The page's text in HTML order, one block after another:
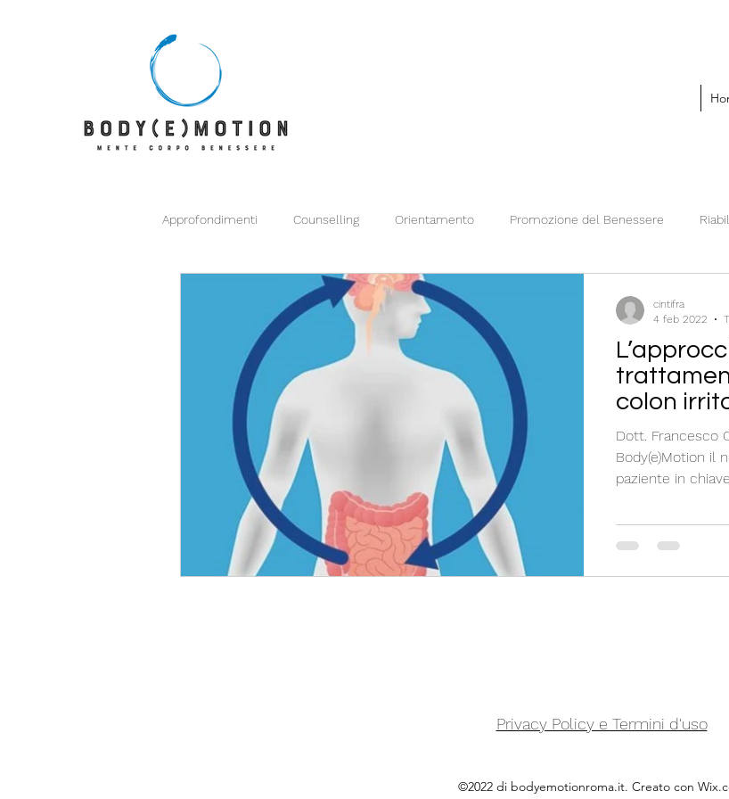
Approfondimenti Counselling Orientamento Promozione del Benessere
Mangiare Bene con Francesco Cinti
colon
Dott. Francesco
Body(e)Motion il
paziente in
cintifra
4 feb 2022
Privacy Policy e Termini d'uso
©2022 di bodyemotionroma.it. Creato con